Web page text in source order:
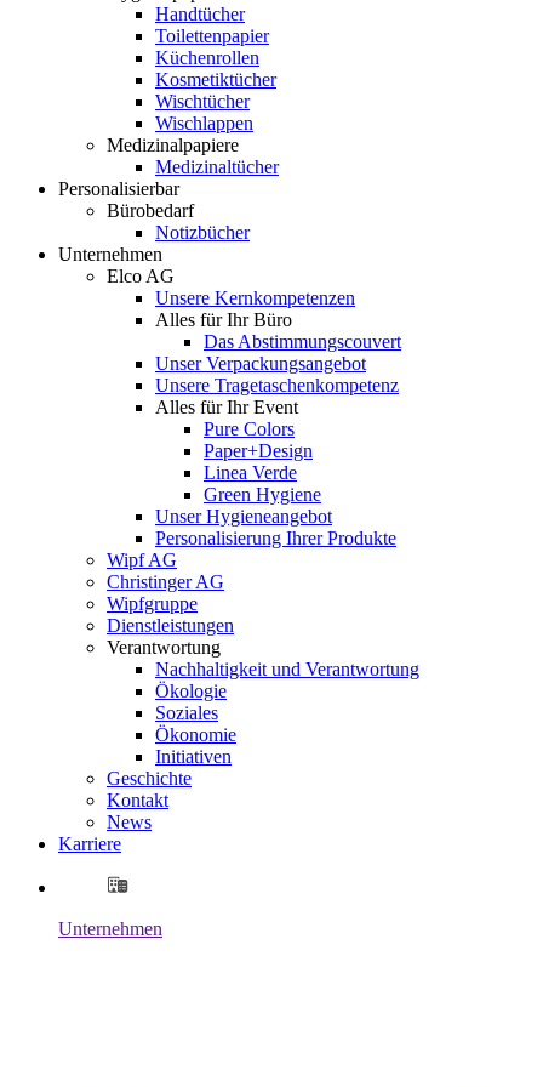
Handtücher
Toilettenpapier
Küchenrollen
Kosmetiktücher
Wischtücher
Wischlappen
Medizinalpapiere
Medizinaltücher
Personalisierbar
Bürobedarf
Notizbücher
Unternehmen
Elco AG
Unsere Kernkompetenzen
Alles für Ihr Büro
Das Abstimmungscouvert
Unser Verpackungsangebot
Unsere Tragetaschenkompetenz
Alles für Ihr Event
Pure Colors
Paper+Design
Linea Verde
Green Hygiene
Unser Hygieneangebot
Personalisierung Ihrer Produkte
Wipf AG
Christinger AG
Wipfgruppe
Dienstleistungen
Verantwortung
Nachhaltigkeit und Verantwortung
Ökologie
Soziales
Ökonomie
Initiativen
Geschichte
Kontakt
News
Karriere
Unternehmen